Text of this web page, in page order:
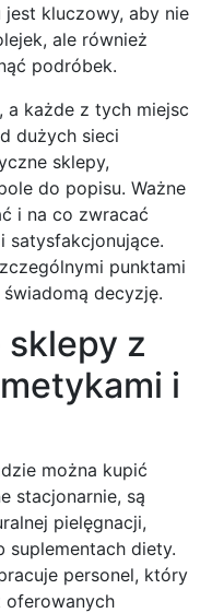
kluczowy, aby nie
ale również
podróbek.
a każde z tych miejsc
dużych sieci
sklepy,
do popisu. Ważne
i na co zwracać
satysfakcjonujące.
punktami
decyzję.
z
i
można kupić
stacjonarnie, są
pielęgnacji,
suplementach diety.
personel, który
oferowanych